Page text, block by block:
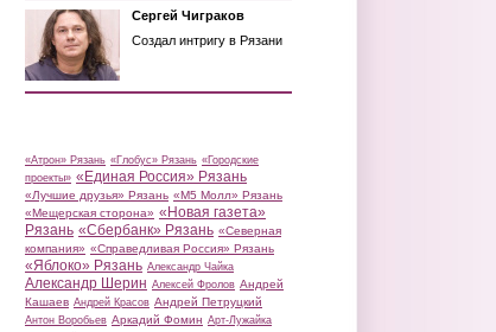
Сергей Чиграков
Создал интригу в Рязани
«Атрон» Рязань «Глобус» Рязань «Городские
проекты» «Единая Россия» Рязань
«Лучшие друзья» Рязань «М5 Молл» Рязань
«Мещерская сторона» «Новая газета»
Рязань «Сбербанк» Рязань «Северная
компания» «Справедливая Россия» Рязань
«Яблоко» Рязань Александр Чайка
Александр Шерин Алексей Фролов Андрей
Кашаев Андрей Красов Андрей Петруцкий
Антон Воробьев Аркадий Фомин Арт-Лужайка